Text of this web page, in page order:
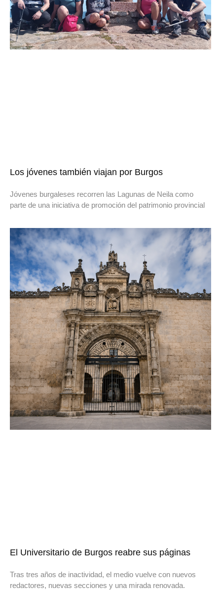
Los jóvenes también viajan por Burgos
Jóvenes burgaleses recorren las Lagunas de Neila como
parte de una iniciativa de promoción del patrimonio provincial
El Universitario de Burgos reabre sus páginas
Tras tres años de inactividad, el medio vuelve con nuevos
redactores, nuevas secciones y una mirada renovada.